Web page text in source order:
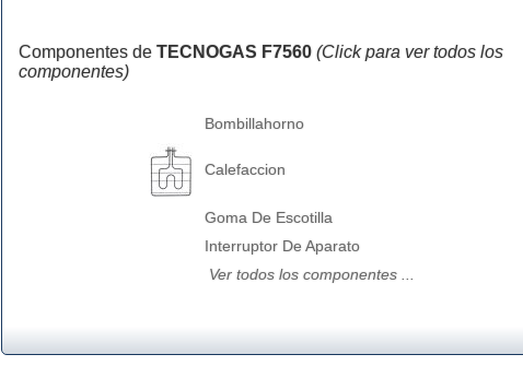
Componentes de TECNOGAS F7560 (Click para ver todos los
componentes)
Bombillahorno
Calefaccion
Goma De Escotilla
Interruptor De Aparato
Ver todos los componentes ...